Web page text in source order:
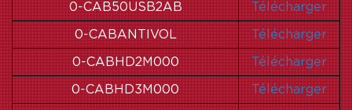
0-CAB50USB2AB Télécharger
0-CABANTIVOL Télécharger
0-CABHD2M000 Télécharger
0-CABHD3M000 Télécharger